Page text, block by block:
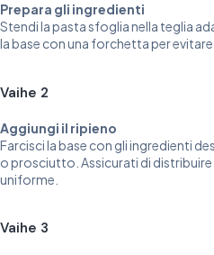
Prepara gli ingredienti
Stendi la pasta sfoglia nella teglia
la base con una forchetta per
Vaihe 2
Aggiungi il ripieno
Farcisci la base con gli ingredienti
o prosciutto. Assicurati di
uniforme.
Vaihe 3